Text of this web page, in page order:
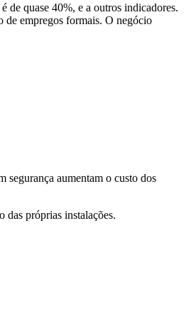
de quase 40%, e a outros indicadores.
de empregos formais. O negócio
segurança aumentam o custo dos
das próprias instalações.